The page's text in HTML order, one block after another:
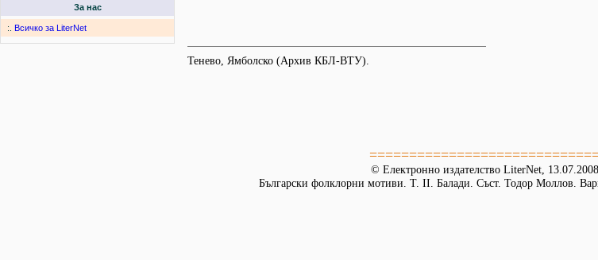
За нас
:. Всичко за LiterNet
Тенево, Ямболско (Архив КБЛ-ВТУ).
© Електронно издателство LiterNet, 13.07.2008
Български фолклорни мотиви. Т. II. Балади. Съст. Тодор Моллов.